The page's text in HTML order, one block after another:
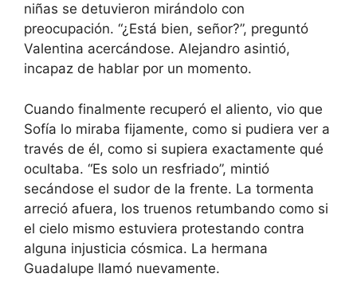
niñas se detuvieron mirándolo con
preocupación. “¿Está bien, señor?”, preguntó
Valentina acercándose. Alejandro asintió,
incapaz de hablar por un momento.
Cuando finalmente recuperó el aliento, vio que
Sofía lo miraba fijamente, como si pudiera ver a
través de él, como si supiera exactamente qué
ocultaba. “Es solo un resfriado”, mintió
secándose el sudor de la frente. La tormenta
arreció afuera, los truenos retumbando como si
el cielo mismo estuviera protestando contra
alguna injusticia cósmica. La hermana
Guadalupe llamó nuevamente.